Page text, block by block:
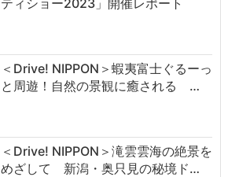
ティショー2023」開催レポート
＜Drive! NIPPON＞蝦夷富士ぐるーっ
と周遊！自然の景観に癒される …
＜Drive! NIPPON＞滝雲雲海の絶景を
めざして 新潟・奥只見の秘境ド…